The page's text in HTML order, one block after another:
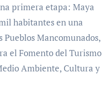
primera etapa: Maya
habitantes en una
Mancomunados,
el Fomento del Turismo
Ambiente, Cultura y